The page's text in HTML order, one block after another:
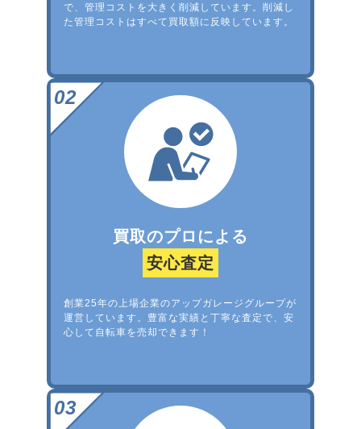
で、管理コストを大きく削減しています。削減し
た管理コストはすべて買取額に反映しています。
買取のプロによる
安心査定
創業25年の上場企業のアップガレージグループが
運営しています。豊富な実績と丁寧な査定で、安
心して自転車を売却できます！